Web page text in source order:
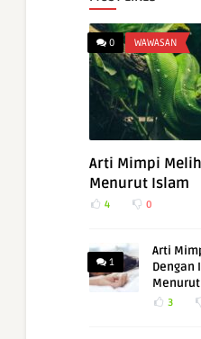
0 WAWASAN
Arti Mimpi
Menurut Islam
4 0
1
Arti
Dengan
3